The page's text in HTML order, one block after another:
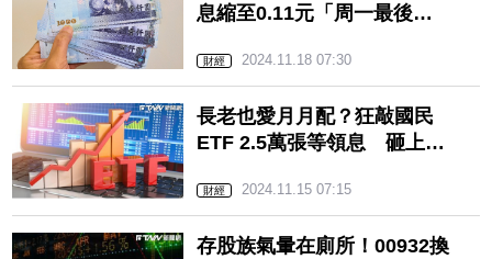
息縮至0.11元「周一最後買
財經 2024.11.18 07:30
長老也愛月月配？狂敲國民
ETF 2.5萬張等領息 砸上億
財經 2024.11.15 07:15
存股族氣暈在廁所！00932換